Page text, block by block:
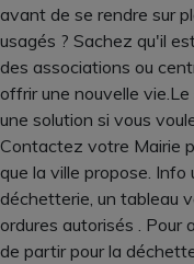
avant de se rendre sur
usagés ? Sachez qu'il
des associations ou
offrir une nouvelle
une solution si vous
Contactez votre Mairie
que la ville propose.
déchetterie, un tableau
ordures autorisés . Pour
de partir pour la